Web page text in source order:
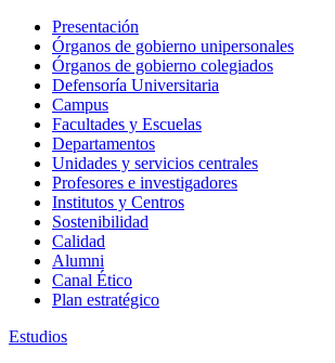
Presentación
Órganos de gobierno unipersonales
Órganos de gobierno colegiados
Defensoría Universitaria
Campus
Facultades y Escuelas
Departamentos
Unidades y servicios centrales
Profesores e investigadores
Institutos y Centros
Sostenibilidad
Calidad
Alumni
Canal Ético
Plan estratégico
Estudios